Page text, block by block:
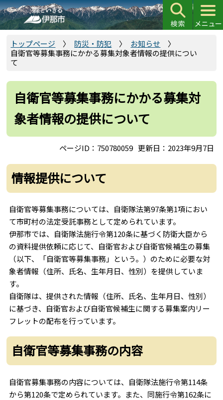
こ
の
ペ
先
トップページ 防災・防犯
お知らせ
自衛官等募集事務にかかる募集対象者情報の提供につい
て
自衛官等募集事務にかかる募集対
象者情報の提供について
ページID：750780059 更新日：2023年9月7日
情報提供について
自衛官等募集事務については、自衛隊法第97条第1項におい
て市町村の法定受託事務として定められています。
伊那市では、自衛隊法施行令第120条に基づく防衛大臣から
の資料提供依頼に応じて、自衛官および自衛官候補生の募集
（以下、「自衛官等募集事務」という。）のために必要な対
象者情報（住所、氏名、生年月日、性別）を提供していま
す。
自衛隊は、提供された情報（住所、氏名、生年月日、性別）
に基づき、自衛官および自衛官候補生に関する募集案内リー
フレットの配布を行っています。
自衛官等募集事務の内容
自衛官募集事務の内容については、自衛隊法施行令第114条
から第120条で定められています。また、同施行令第162条に